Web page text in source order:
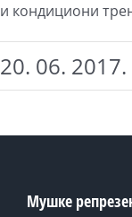
и кондициони
20. 06. 2017.
Мушке